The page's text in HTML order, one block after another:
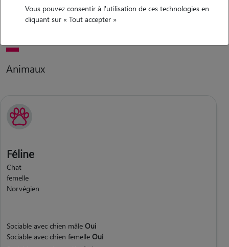
pour aller sortir ou nourrir leurs animaux. j'ai aussi qqs heures de
Animaux
Féline
Chat
femelle
Norvégien
Sociable avec chien mâle Oui
Sociable avec chien femelle Oui
Vous pouvez consentir à l'utilisation de ces technologies en
cliquant sur « Tout accepter »